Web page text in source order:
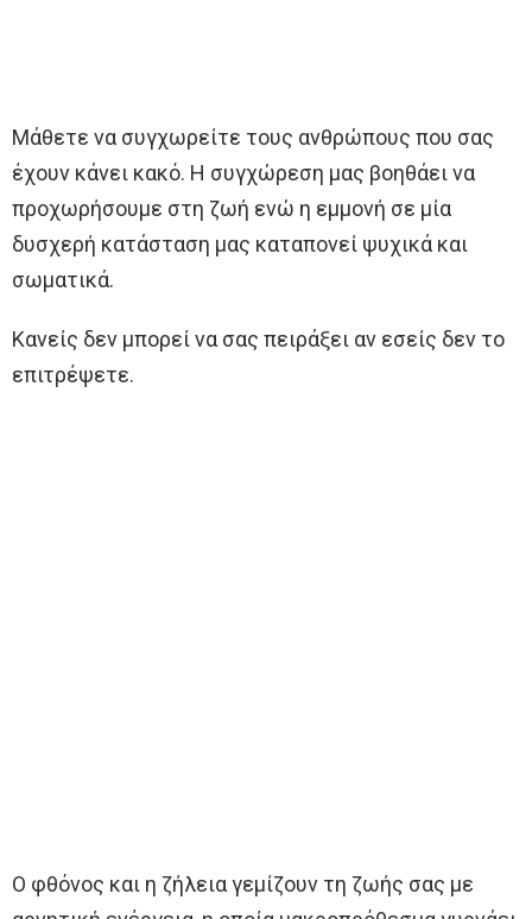
Μάθετε να συγχωρείτε τους ανθρώπους που σας
έχουν κάνει κακό. Η συγχώρεση μας βοηθάει να
προχωρήσουμε στη ζωή ενώ η εμμονή σε μία
δυσχερή κατάσταση μας καταπονεί ψυχικά και
σωματικά.
Κανείς δεν μπορεί να σας πειράξει αν εσείς δεν το
επιτρέψετε.
Ο φθόνος και η ζήλεια γεμίζουν τη ζωής σας με